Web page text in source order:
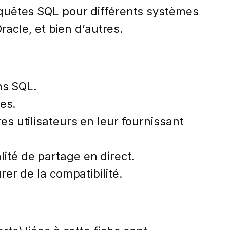
SQL pour différents systèmes
et bien d’autres.
SQL.
utilisateurs en leur fournissant
de partage en direct.
de la compatibilité.